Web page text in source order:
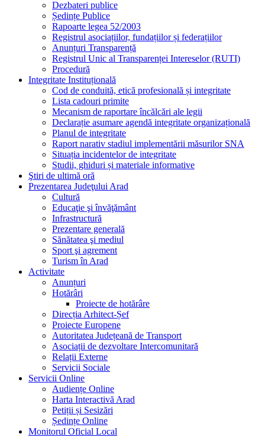
Dezbateri publice
Ședințe Publice
Rapoarte legea 52/2003
Registrul asociațiilor, fundațiilor și federațiilor
Anunțuri Transparență
Registrul Unic al Transparenței Intereselor (RUTI)
Procedură
Integritate Instituțională
Cod de conduită, etică profesională și integritate
Lista cadouri primite
Mecanism de raportare încălcări ale legii
Declarație asumare agendă integritate organizațională
Planul de integritate
Raport narativ stadiul implementării măsurilor SNA
Situația incidentelor de integritate
Studii, ghiduri și materiale informative
Ştiri de ultimă oră
Prezentarea Judeţului Arad
Cultură
Educaţie şi învăţământ
Infrastructură
Prezentare generală
Sănătatea şi mediul
Sport şi agrement
Turism în Arad
Activitate
Anunțuri
Hotărâri
Proiecte de hotărâre
Direcția Arhitect-Șef
Proiecte Europene
Autoritatea Județeană de Transport
Asociații de dezvoltare Intercomunitară
Relații Externe
Servicii Sociale
Servicii Online
Audiențe Online
Harta Interactivă Arad
Petiții și Sesizări
Ședințe Online
Monitorul Oficial Local